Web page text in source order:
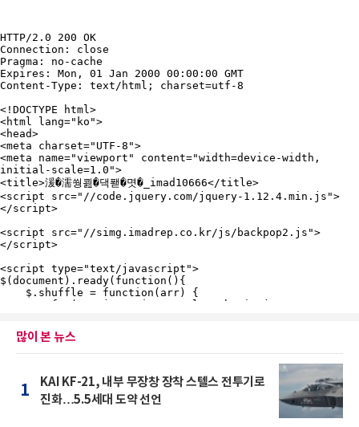
많이 본 뉴스
1
KAI KF-21, 내부 무장창 장착 스텔스 전투기로
진화…5.5세대 도약 선언